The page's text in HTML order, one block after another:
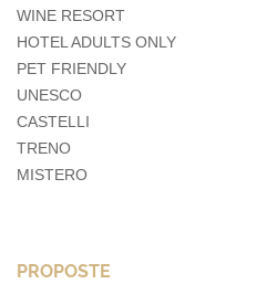
WINE RESORT
HOTEL ADULTS ONLY
PET FRIENDLY
UNESCO
CASTELLI
TRENO
MISTERO
PROPOSTE